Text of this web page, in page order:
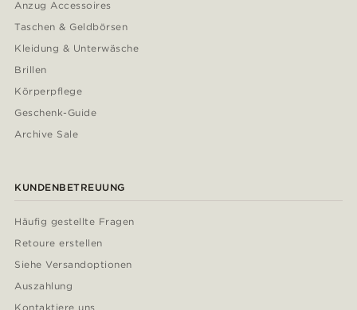
Anzug Accessoires
Taschen & Geldbörsen
Kleidung & Unterwäsche
Brillen
Körperpflege
Geschenk-Guide
Archive Sale
KUNDENBETREUUNG
Häufig gestellte Fragen
Retoure erstellen
Siehe Versandoptionen
Auszahlung
Kontaktiere uns